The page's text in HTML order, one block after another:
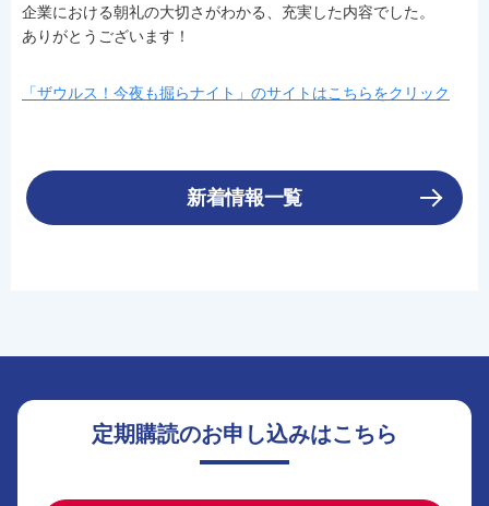
企業における朝礼の大切さがわかる、充実した内容でした。
ありがとうございます！
「ザウルス！今夜も掘らナイト」のサイトはこちらをクリック
新着情報一覧
定期購読のお申し込みはこちら